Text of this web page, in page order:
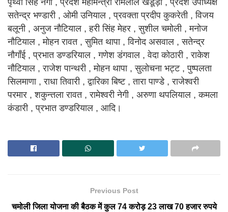
पृथ्वी सिंह नेगी , प्रदेश महामन्त्री रामलाल खंडूड़ी , प्रदेश उपाध्यक्ष
सतेन्द्र भण्डारी , ओमी उनियाल , प्रवक्ता प्रदीप कुकरेती , विजय
बलूनी , अनुज नौटियाल , हरी सिंह मेहर , सुशील चमोली , मनोज
नौटियाल , मोहन रावत , सुमित थापा , विनोद असवाल , सतेन्द्र
नौगाँई , प्रभात डण्डरियाल , गणेश डंगवाल , वेदा कोठारी , राकेश
नौटियाल , राजेश पान्थरी , मोहन थापा , सुलोचना भट्ट , पुष्पलता
सिलमाणा , राधा तिवारी , द्वारिका बिष्ट , तारा पाण्डे , राजेश्वरी
परमार , शकुन्तला रावत , रामेश्वरी नेगी , अरुणा थपलियाल , कमला
कंडारी , प्रभात डण्डरियाल , आदि।
Previous Post
चमोली जिला योजना की बैठक में कुल 74 करोड़ 23 लाख 70 हजार रुपये